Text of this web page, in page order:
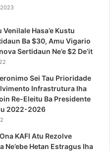
Hasa’e Kustu
Ba $30, Amu Vigario
Sertidaun Ne’e $2 De’it
Sei Tau Prioridade
Infrastrutura Iha
Re-Eleitu Ba Presidente
2022-2026
KAFI Atu Rezolve
Ne’ebe Hetan Estragus Iha